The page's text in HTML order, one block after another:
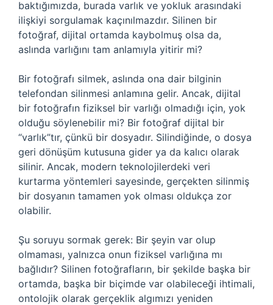
baktığımızda, burada varlık ve yokluk arasındaki
ilişkiyi sorgulamak kaçınılmazdır. Silinen bir
fotoğraf, dijital ortamda kaybolmuş olsa da,
aslında varlığını tam anlamıyla yitirir mi?
Bir fotoğrafı silmek, aslında ona dair bilginin
telefondan silinmesi anlamına gelir. Ancak, dijital
bir fotoğrafın fiziksel bir varlığı olmadığı için, yok
olduğu söylenebilir mi? Bir fotoğraf dijital bir
“varlık”tır, çünkü bir dosyadır. Silindiğinde, o dosya
geri dönüşüm kutusuna gider ya da kalıcı olarak
silinir. Ancak, modern teknolojilerdeki veri
kurtarma yöntemleri sayesinde, gerçekten silinmiş
bir dosyanın tamamen yok olması oldukça zor
olabilir.
Şu soruyu sormak gerek: Bir şeyin var olup
olmaması, yalnızca onun fiziksel varlığına mı
bağlıdır? Silinen fotoğrafların, bir şekilde başka bir
ortamda, başka bir biçimde var olabileceği ihtimali,
ontolojik olarak gerçeklik algımızı yeniden